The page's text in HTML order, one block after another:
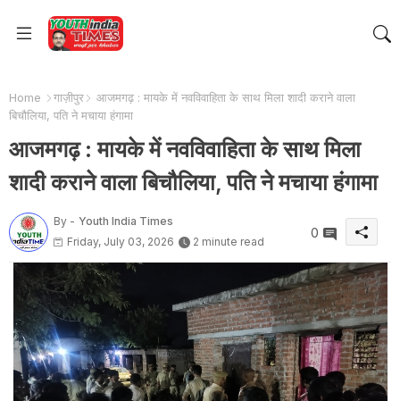
Home गाज़ीपुर
आजमगढ़ : मायके में नवविवाहिता के साथ मिला शादी कराने वाला
बिचौलिया, पति ने मचाया हंगामा
आजमगढ़ : मायके में नवविवाहिता के साथ मिला
शादी कराने वाला बिचौलिया, पति ने मचाया हंगामा
By - Youth India Times
Friday, July 03, 2026
2 minute read
0